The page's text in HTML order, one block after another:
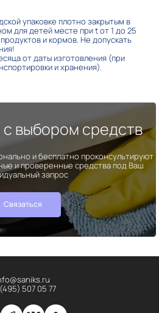
упаковке плотно закрытым в
для детей месте при t от 1 до 25
и кормов. Не допускать
от даты изготовления (при
и хранения).
выбором средств
и бесплатно проконсультируют
и проверенные средства под Ваш
запрос
Связаться
507 05 77